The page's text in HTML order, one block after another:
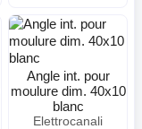
Angle int. pour
moulure dim. 40x10
blanc
Elettrocanali